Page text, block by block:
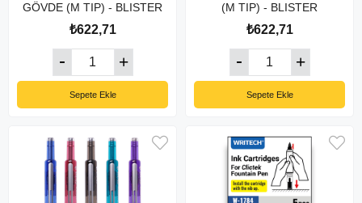
GÖVDE (M TIP) - BLISTER
₺622,71
Sepete Ekle
(M TIP) - BLISTER
₺622,71
Sepete Ekle